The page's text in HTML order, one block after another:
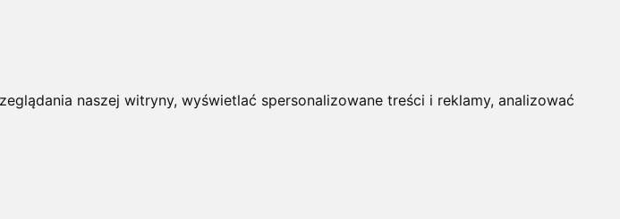
naszej witryny, wyświetlać spersonalizowane treści i reklamy, analizować